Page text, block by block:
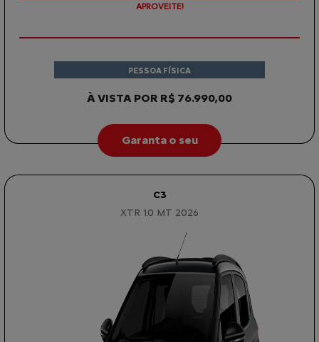
APROVEITE!
À VISTA POR R$ 76.990,00
PESSOA FÍSICA
Garanta o seu
C3
XTR 1.0 MT 2026